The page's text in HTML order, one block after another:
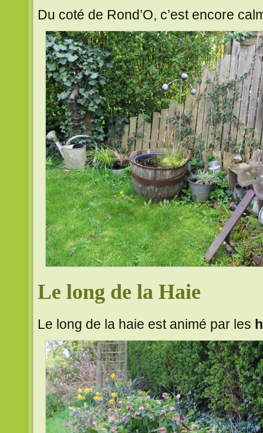
Du coté de Rond’O, c’est encore
Le long de la Haie
Le long de la haie est animé par les